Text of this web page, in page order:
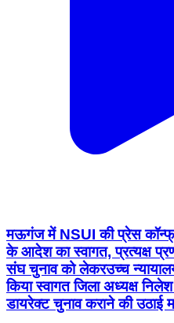
मऊगंज में NSUI की प्रेस
के आदेश का स्वागत, प्रत्यक्ष
संघ चुनाव को लेकरउच्च
किया स्वागत जिला अध्यक्ष
डायरेक्ट चुनाव कराने की उठाई